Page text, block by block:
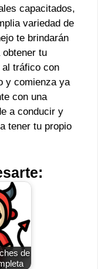
capacitados,
variedad de
te brindarán
tu
tráfico con
y comienza ya
con una
a conducir y
tener tu propio
de